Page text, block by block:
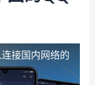
接国内网络的